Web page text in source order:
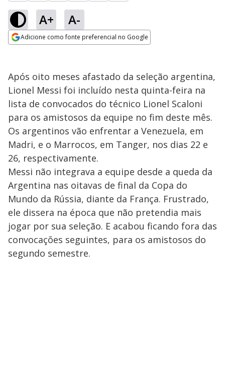
A+ A-
Adicione como fonte preferencial no Google
Após oito meses afastado da seleção argentina,
Lionel Messi foi incluído nesta quinta-feira na
lista de convocados do técnico Lionel Scaloni
para os amistosos da equipe no fim deste mês.
Os argentinos vão enfrentar a Venezuela, em
Madri, e o Marrocos, em Tanger, nos dias 22 e
26, respectivamente.
Messi não integrava a equipe desde a queda da
Argentina nas oitavas de final da Copa do
Mundo da Rússia, diante da França. Frustrado,
ele dissera na época que não pretendia mais
jogar por sua seleção. E acabou ficando fora das
convocações seguintes, para os amistosos do
segundo semestre.